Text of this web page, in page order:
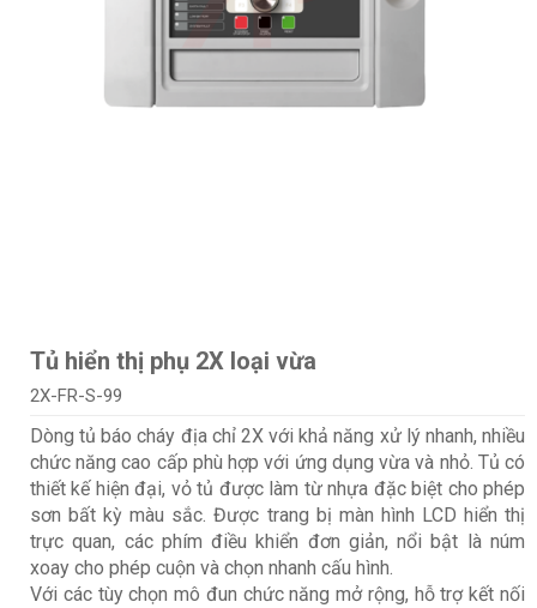
Tủ hiển thị phụ 2X loại vừa
2X-FR-S-99
Dòng tủ báo cháy địa chỉ 2X với khả năng xử lý nhanh, nhiều
chức năng cao cấp phù hợp với ứng dụng vừa và nhỏ. Tủ có
thiết kế hiện đại, vỏ tủ được làm từ nhựa đặc biệt cho phép
sơn bất kỳ màu sắc. Được trang bị màn hình LCD hiển thị
trực quan, các phím điều khiển đơn giản, nổi bật là núm
xoay cho phép cuộn và chọn nhanh cấu hình.
Với các tùy chọn mô đun chức năng mở rộng, hỗ trợ kết nối